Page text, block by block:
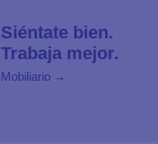
Siéntate bien.
Trabaja mejor.
Mobiliario →